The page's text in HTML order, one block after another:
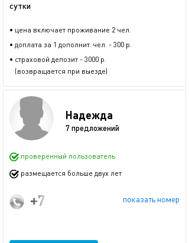
сутки
• цена включает проживание 2 чел.
• доплата за 1 дополнит. чел. - 300 р.
• страховой депозит - 3000 р.
(возвращается при выезде)
Надежда
7 предложений
проверенный пользователь
размещается больше двух лет
показать номер
+7 (953) 891-83-37